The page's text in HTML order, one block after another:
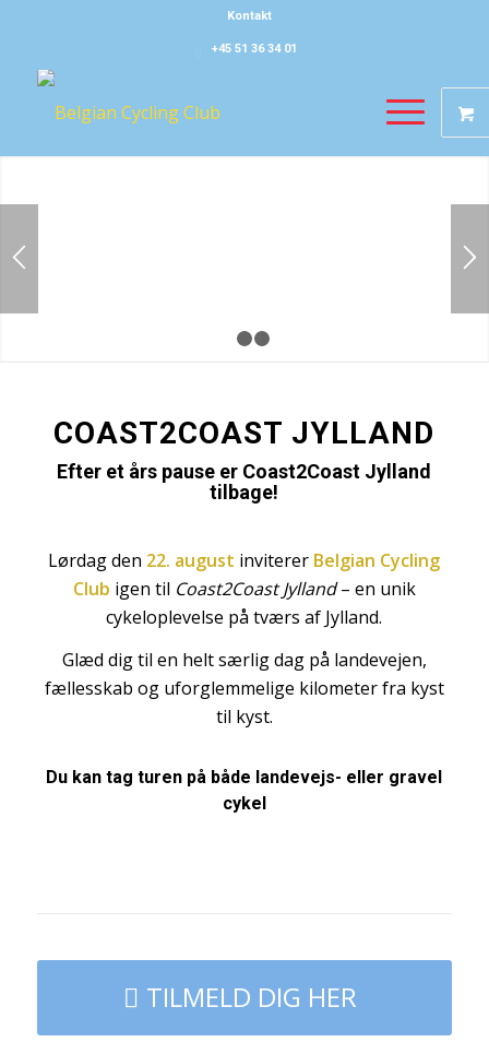
Kontakt
+45 51 36 34 01
COAST2COAST JYLLAND
Efter et års pause er Coast2Coast Jylland
tilbage!
Lørdag den 22. august inviterer Belgian Cycling
Club igen til Coast2Coast Jylland– en unik
cykeloplevelse på tværs af Jylland.
Glæd dig til en helt særlig dag på landevejen,
fællesskab og uforglemmelige kilometer fra kyst
til kyst.
Du kan tag turen på både landevejs- eller gravel
cykel
TILMELD DIG HER